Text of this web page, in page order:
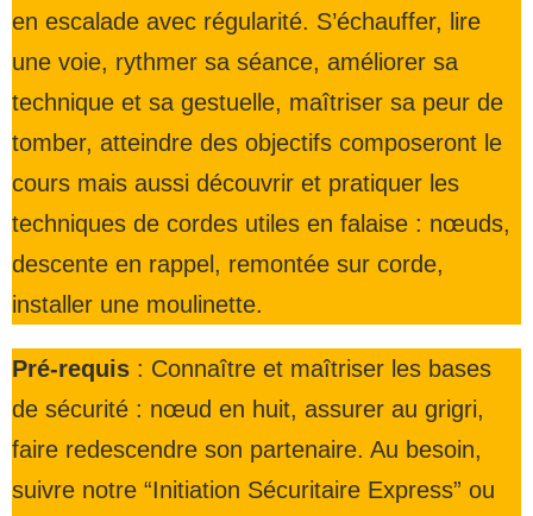
en escalade avec régularité. S’échauffer, lire
une voie, rythmer sa séance, améliorer sa
technique et sa gestuelle, maîtriser sa peur de
tomber, atteindre des objectifs composeront le
cours mais aussi découvrir et pratiquer les
techniques de cordes utiles en falaise : nœuds,
descente en rappel, remontée sur corde,
installer une moulinette.
Pré-requis : Connaître et maîtriser les bases
de sécurité : nœud en huit, assurer au grigri,
faire redescendre son partenaire. Au besoin,
suivre notre “Initiation Sécuritaire Express” ou